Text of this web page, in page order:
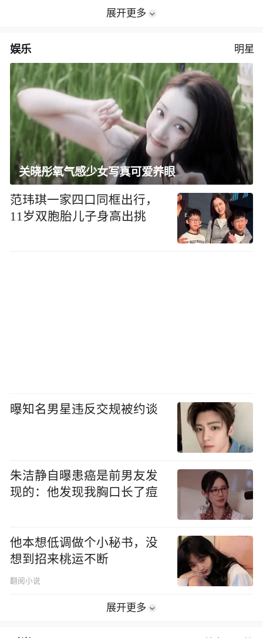
展开更多
娱乐 明星
关晓彤氧气感少女写真可爱养眼
范玮琪一家四口同框出行，
11岁双胞胎儿子身高出挑
曝知名男星违反交规被约谈
朱洁静自曝患癌是前男友发
现的：他发现我胸口长了痘
他本想低调做个小秘书，没
想到招来桃运不断
翻阅小说
展开更多